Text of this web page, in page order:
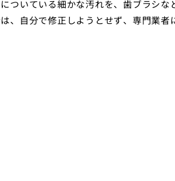
ついている細かな汚れを、歯ブラシな
、自分で修正しようとせず、専門業者